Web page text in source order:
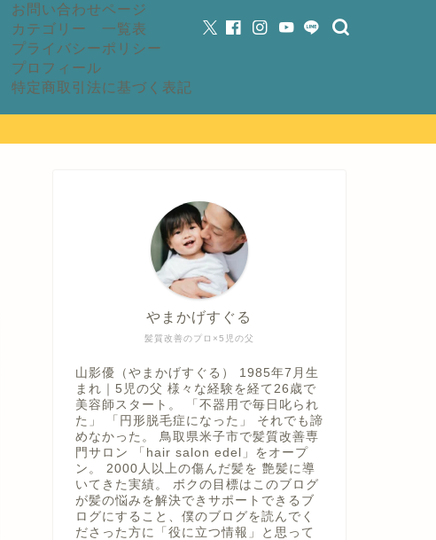
お問い合わせページ
カテゴリー 一覧表
プライバシーポリシー
プロフィール
特定商取引法に基づく表記
髪質改善のプロ×5児の父
やまかげすぐる
山影優（やまかげすぐる） 1985年7月生
まれ｜5児の父 様々な経験を経て26歳で
美容師スタート。 「不器用で毎日叱られ
た」 「円形脱毛症になった」 それでも諦
めなかった。 鳥取県米子市で髪質改善専
門サロン 「hair salon edel」をオープ
ン。 2000人以上の傷んだ髪を 艶髪に導
いてきた実績。 ボクの目標はこのブログ
が髪の悩みを解決できサポートできるブ
ログにすること、僕のブログを読んでく
ださった方に「役に立つ情報」と思って